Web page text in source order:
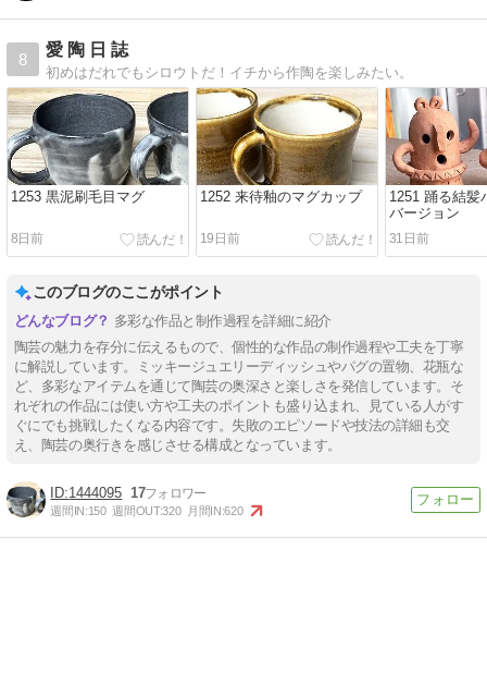
8
愛 陶 日 誌
初めはだれでもシロウトだ！イチから作陶を楽しみたい。
1253 黒泥刷毛目マグ
8日前
1252 来待釉のマグカップ
19日前
1251 踊る結髪
バージョン
31日前
このブログのここがポイント
多彩な作品と制作過程を詳細に紹介
陶芸の魅力を存分に伝えるもので、個性的な作品の制作過程や工夫を丁寧
に解説しています。ミッキージュエリーディッシュやパグの置物、花瓶な
ど、多彩なアイテムを通じて陶芸の奥深さと楽しさを発信しています。そ
れぞれの作品には使い方や工夫のポイントも盛り込まれ、見ている人がす
ぐにでも挑戦したくなる内容です。失敗のエピソードや技法の詳細も交
え、陶芸の奥行きを感じさせる構成となっています。
1444095 17
週間IN:150 週間OUT:320 月間IN:620